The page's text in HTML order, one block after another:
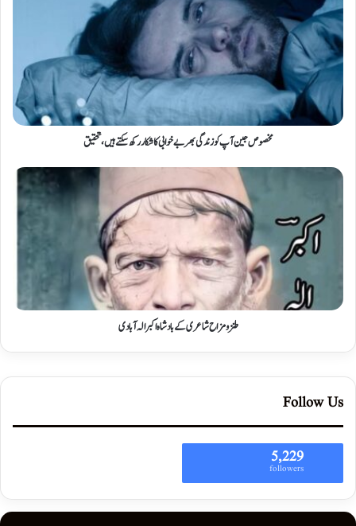
مخصوص جین آپ کو زندگی بھر بے خوابی کا شکار رکھ سکتے ہیں، تحقیق
طنزومزاح شاعری کے بادشاہ اکبر الہ آبادی
Follow Us
5,229
followers